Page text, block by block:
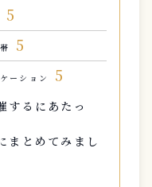
5
5
ーション 5
するにあたっ
まとめてみまし